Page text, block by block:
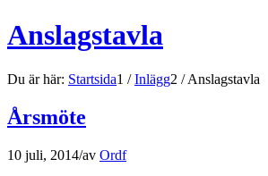
Anslagstavla
Du är här: Startsida1 / Inlägg2 / Anslagstavla
Årsmöte
10 juli, 2014/av Ordf